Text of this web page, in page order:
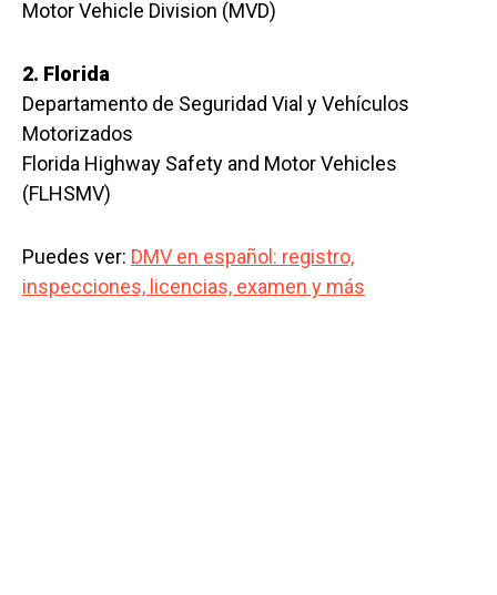
Motor Vehicle Division (MVD)
2. Florida
Departamento de Seguridad Vial y Vehículos
Motorizados
Florida Highway Safety and Motor Vehicles
(FLHSMV)
Puedes ver: DMV en español: registro,
inspecciones, licencias, examen y más